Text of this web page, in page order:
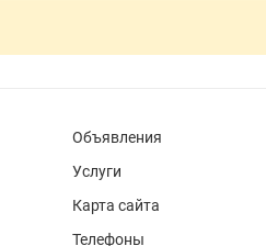
Объявления
Услуги
Карта сайта
Телефоны